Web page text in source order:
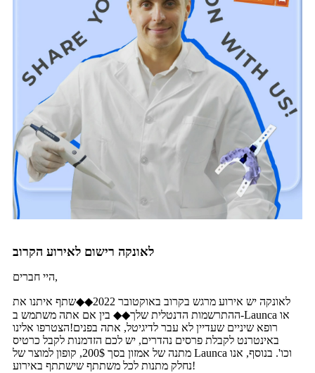
לאונקה רישום לאירוע הקרוב
היי חברים,
לאונקה יש אירוע מרגש בקרוב באוקטובר 2022◆◆שתף איתנו את
ההתרשמות הדנטלית שלך◆◆ בין אם אתה משתמש ב-Launca או
רופא שיניים שעדיין לא עבר לדיגיטל, אתה בפנים!הצטרפו אלינו
באינטרנט לקבלת פרסים נהדרים, יש לכם הזדמנות לקבל כרטיס
מתנה של אמזון בסך 200$, קופון למוצר של Launca וכו'. בנוסף, אנו
נחלק מתנות לכל משתתף שישתתף באירוע!